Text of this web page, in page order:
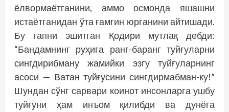
ёлвормаётганини, аммо осмонда яшашни
истаётганидан ўта ғамгин юрганини айтишади.
Бу гапни эшитган Қодири мутлақ дебди:
“Бандамнинг руҳига ранг-баранг туйғуларни
сингдирибману жамийки эзгу туйғуларнинг
асоси — Ватан туйғусини синг­дирмабман-ку!”
Шундан сўнг сарвари коинот инсонларга ушбу
туйғуни ҳам инъом қилибди ва дунёга